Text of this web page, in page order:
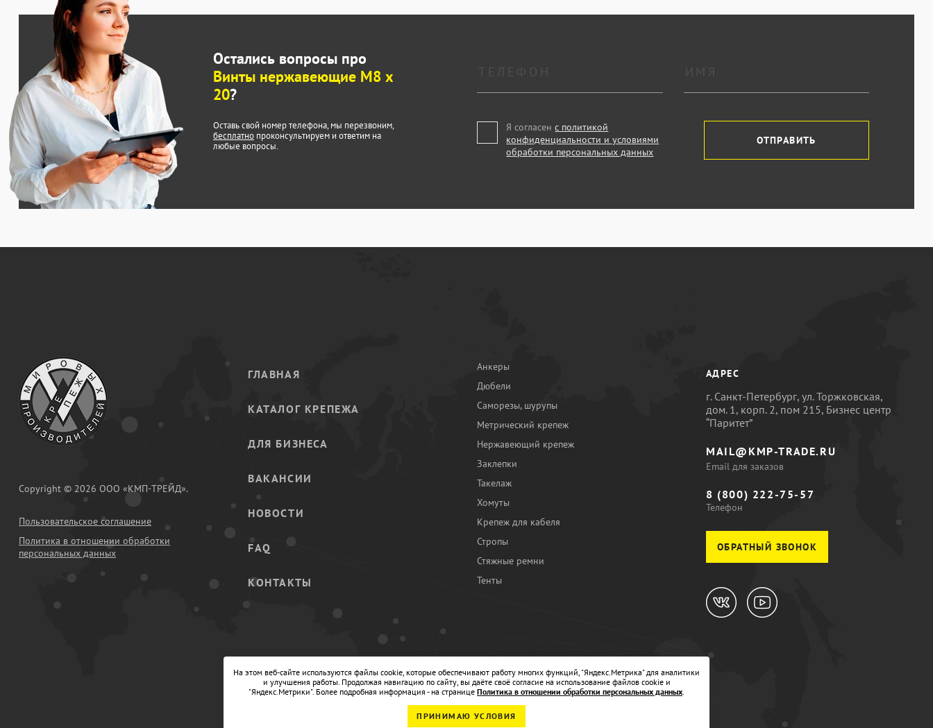
Остались вопросы про
Винты нержавеющие М8 х
20?
Оставь свой номер телефона, мы перезвоним,
бесплатно проконсультируем и ответим на
любые вопросы.
Я согласенс политикой
конфиденциальности и условиями
обработки персональных данных
ОТПРАВИТЬ
Copyright © 2026 ООО «КМП-ТРЕЙД».
Пользовательское соглашение
Политика в отношении обработки
персональных данных
ГЛАВНАЯ
КАТАЛОГ КРЕПЕЖА
ДЛЯ БИЗНЕСА
ВАКАНСИИ
НОВОСТИ
FAQ
КОНТАКТЫ
Анкеры
Дюбели
Саморезы, шурупы
Метрический крепеж
Нержавеющий крепеж
Заклепки
Такелаж
Хомуты
Крепеж для кабеля
Стропы
Стяжные ремни
Тенты
АДРЕС
г. Санкт-Петербург, ул. Торжковская,
дом. 1, корп. 2, пом 215, Бизнес центр
“Паритет”
MAIL@KMP-TRADE.RU
Email для заказов
8 (800) 222-75-57
Телефон
ОБРАТНЫЙ ЗВОНОК
На этом веб-сайте используются файлы cookie, которые обеспечивают работу многих функций, "Яндекс.Метрика" для аналитики
и улучшения работы. Продолжая навигацию по сайту, вы даёте своё согласие на использование файлов cookie и
"Яндекс.Метрики". Более подробная информация - на странице Политика в отношении обработки персональных данных.
ПРИНИМАЮ УСЛОВИЯ